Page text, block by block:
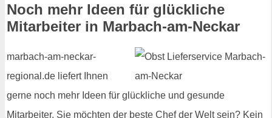
Noch mehr Ideen für glückliche
Mitarbeiter in Marbach-am-Neckar
marbach-am-neckar-
regional.de liefert Ihnen
gerne noch mehr Ideen für glückliche und gesunde
Mitarbeiter. Sie möchten der beste Chef der Welt sein? Kein